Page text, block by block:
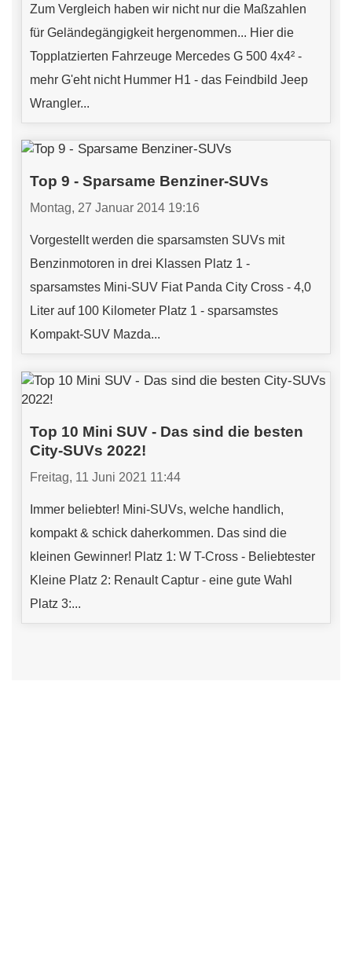
Zum Vergleich haben wir nicht nur die Maßzahlen
für Geländegängigkeit hergenommen... Hier die
Topplatzierten Fahrzeuge Mercedes G 500 4x4² -
mehr G'eht nicht Hummer H1 - das Feindbild Jeep
Wrangler...
Top 9 - Sparsame Benziner-SUVs
Montag, 27 Januar 2014 19:16
Vorgestellt werden die sparsamsten SUVs mit
Benzinmotoren in drei Klassen Platz 1 -
sparsamstes Mini-SUV Fiat Panda City Cross - 4,0
Liter auf 100 Kilometer Platz 1 - sparsamstes
Kompakt-SUV Mazda...
Top 10 Mini SUV - Das sind die besten
City-SUVs 2022!
Freitag, 11 Juni 2021 11:44
Immer beliebter! Mini-SUVs, welche handlich,
kompakt & schick daherkommen. Das sind die
kleinen Gewinner! Platz 1: W T-Cross - Beliebtester
Kleine Platz 2: Renault Captur - eine gute Wahl
Platz 3:...